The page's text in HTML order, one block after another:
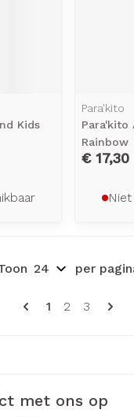
Kids
Para'kito
Para'kito
Rainbow
€ 17,30
Niet
Pagina's
U lees
1 Pagina
2 Pagina
3
per
met ons op